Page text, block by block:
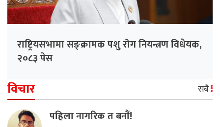
राष्ट्रियसभामा सङ्क्रामक पशु रोग नियन्त्रण विधेयक,
२०८३ पेस
विचार सबै
पहिला नागरिक त बनाैं!